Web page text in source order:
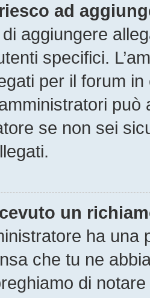
ad
aggiungere
specifici.
per il forum
può
se non sei
un
ha una
che tu ne
di